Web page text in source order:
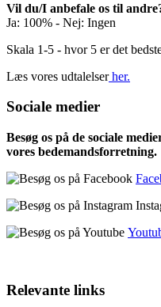
Vil du/I anbefale os til
Ja: 100% - Nej: Ingen
Skala 1-5 - hvor 5 er det
Læs vores udtalelserher.
Sociale medier
Besøg os på de sociale
vores bedemandsforretning.
Relevante links